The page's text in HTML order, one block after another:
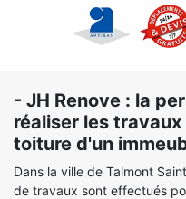
- JH Renove : la
réaliser les
toiture d'un
Dans la ville de Talmont
de travaux sont effectués